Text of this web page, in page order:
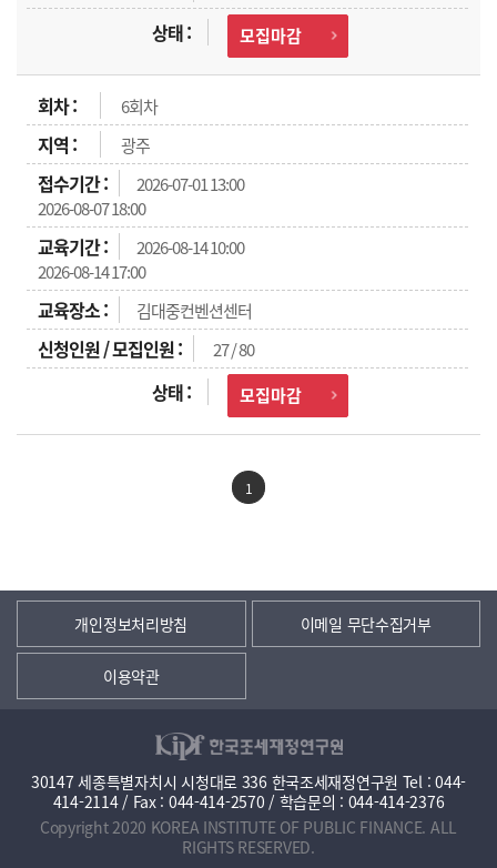
모집마감
6회차
광주
2026-07-01 13:00
2026-08-07 18:00
2026-08-14 10:00
2026-08-14 17:00
김대중컨벤션센터
27 / 80
모집마감
1
개인정보처리방침 이메일 무단수집거부
이용약관
30147 세종특별자치시 시청대로 336 한국조세재정연구원 Tel : 044-
414-2114 / Fax : 044-414-2570 / 학습문의 : 044-414-2376
Copyright 2020 KOREA INSTITUTE OF PUBLIC FINANCE. ALL
RIGHTS RESERVED.